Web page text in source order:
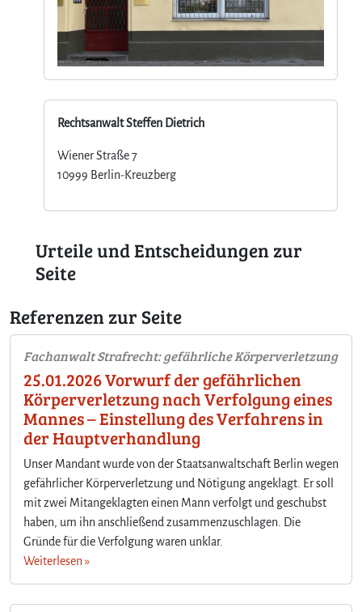
Rechtsanwalt Steffen Dietrich
Wiener Straße 7
10999 Berlin-Kreuzberg
Urteile und Entscheidungen zur
Seite
Referenzen zur Seite
Fachanwalt Strafrecht: gefährliche Körperverletzung
25.01.2026 Vorwurf der gefährlichen
Körperverletzung nach Verfolgung eines
Mannes – Einstellung des Verfahrens in
der Hauptverhandlung
Unser Mandant wurde von der Staatsanwaltschaft Berlin wegen
gefährlicher Körperverletzung und Nötigung angeklagt. Er soll
mit zwei Mitangeklagten einen Mann verfolgt und geschubst
haben, um ihn anschließend zusammenzuschlagen. Die
Gründe für die Verfolgung waren unklar.
Weiterlesen »